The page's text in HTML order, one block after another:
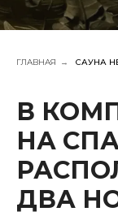
ГЛАВНАЯ → САУНА
В
НА
ДВА